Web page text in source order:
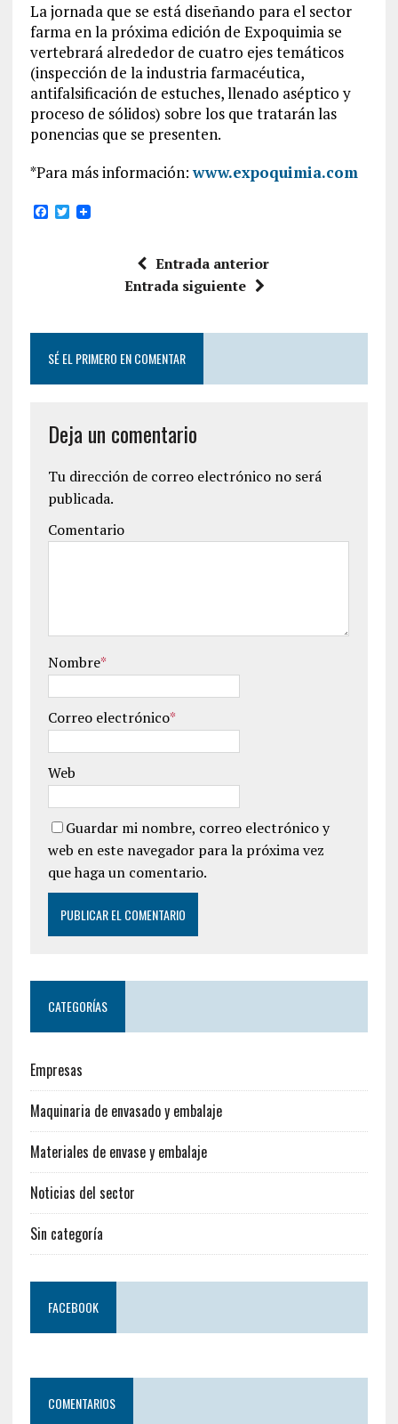
La jornada que se está diseñando para el sector
farma en la próxima edición de Expoquimia se
vertebrará alrededor de cuatro ejes temáticos
(inspección de la industria farmacéutica,
antifalsificación de estuches, llenado aséptico y
proceso de sólidos) sobre los que tratarán las
ponencias que se presenten.
*Para más información:www.expoquimia.com
F T
Entrada anterior
Entrada siguiente
SÉ EL PRIMERO EN COMENTAR
Deja un comentario
Tu dirección de correo electrónico no será
publicada.
Comentario
Nombre*
Correo electrónico*
Web
Guardar mi nombre, correo electrónico y
web en este navegador para la próxima vez
que haga un comentario.
CATEGORÍAS
Empresas
Maquinaria de envasado y embalaje
Materiales de envase y embalaje
Noticias del sector
Sin categoría
FACEBOOK
COMENTARIOS